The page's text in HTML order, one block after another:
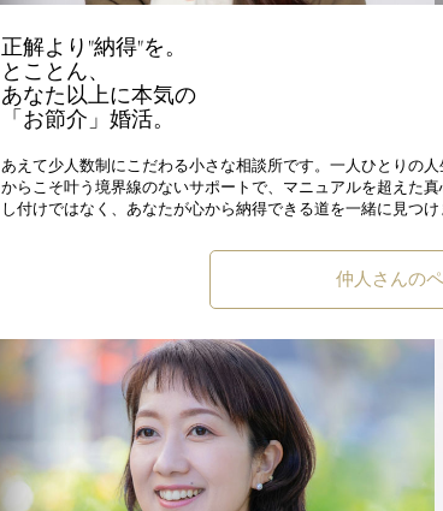
正解より"納得"を。
とことん、
あなた以上に本気の
「お節介」婚活。
あえて少人数制にこだわる小さな相談所です。一人ひとりの
からこそ叶う境界線のないサポートで、マニュアルを超えた
し付けではなく、あなたが心から納得できる道を一緒に見つけ
仲人さんの